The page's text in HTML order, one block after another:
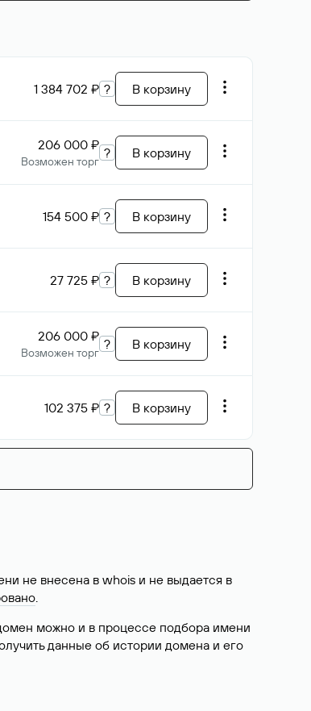
1 384 702 ₽ ? В корзину
206 000 ₽
Возможен торг
? В корзину
154 500 ₽ ? В корзину
27 725 ₽ ? В корзину
206 000 ₽
Возможен торг
? В корзину
102 375 ₽ ? В корзину
не внесена в whois и не выдается в
.
можно и в процессе подбора имени
данные об истории домена и его